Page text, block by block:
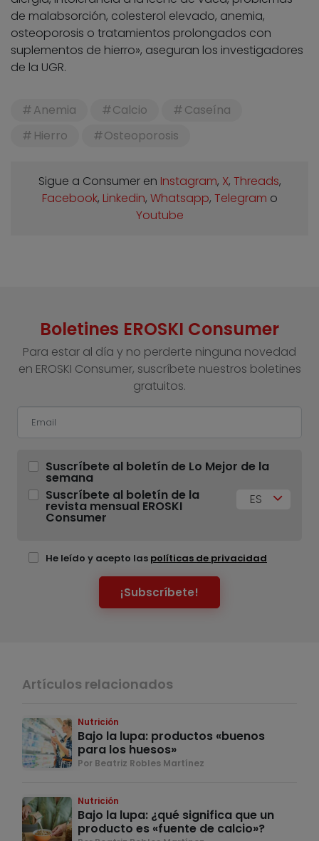
de malabsorción, colesterol elevado, anemia,
osteoporosis o tratamientos prolongados con
suplementos de hierro», aseguran los investigadores
de la UGR.
Anemia Calcio
Caseína
Hierro
Osteoporosis
Sigue a Consumer en Instagram, X, Threads,
Facebook, Linkedin, Whatsapp, Telegram o
Youtube
Boletines EROSKI Consumer
Para estar al día y no perderte ninguna novedad
en EROSKI Consumer, suscríbete nuestros boletines
gratuitos.
Suscríbete al boletín de Lo Mejor de la
semana
Suscríbete al boletín de la
revista mensual EROSKI
Consumer
ES
He leído y acepto las políticas de privacidad
¡Subscríbete!
Artículos relacionados
Nutrición
Bajo la lupa: productos «buenos
para los huesos»
Por Beatriz Robles Martínez
Nutrición
Bajo la lupa: ¿qué significa que un
producto es «fuente de calcio»?